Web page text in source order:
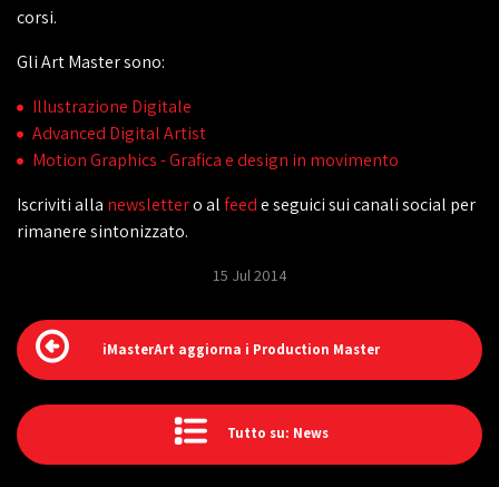
corsi.
Gli Art Master sono:
Illustrazione Digitale
Advanced Digital Artist
Motion Graphics - Grafica e design in movimento
Iscriviti alla newslettero alfeede seguici sui canali social per
rimanere sintonizzato.
15 Jul 2014
iMasterArt aggiorna i Production Master
Tutto su: News